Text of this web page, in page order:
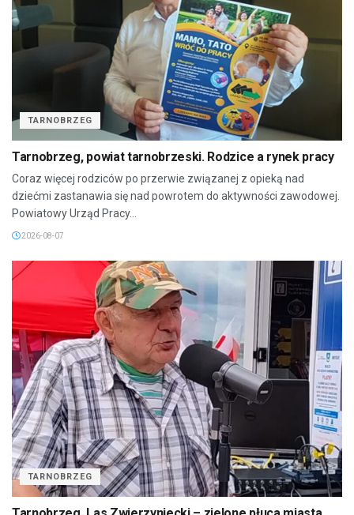
TARNOBRZEG
Tarnobrzeg, powiat tarnobrzeski. Rodzice a rynek pracy
Coraz więcej rodziców po przerwie związanej z opieką nad
dziećmi zastanawia się nad powrotem do aktywności zawodowej.
Powiatowy Urząd Pracy...
2026-08-07
TARNOBRZEG